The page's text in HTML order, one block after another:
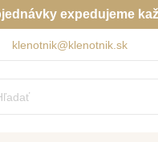
expedujeme
klenotnik@klenotnik.sk